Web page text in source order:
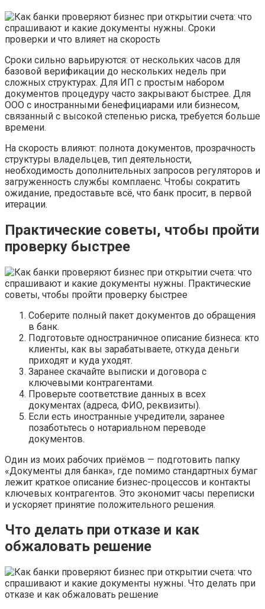
Сроки сильно варьируются: от нескольких часов для
базовой верификации до нескольких недель при
сложных структурах. Для ИП с простым набором
документов процедуру часто закрывают быстрее. Для
ООО с иностранными бенефициарами или бизнесом,
связанный с высокой степенью риска, требуется больше
времени.
На скорость влияют: полнота документов, прозрачность
структуры владельцев, тип деятельности,
необходимость дополнительных запросов регуляторов и
загруженность службы комплаенс. Чтобы сократить
ожидание, предоставьте всё, что банк просит, в первой
итерации.
Практические советы, чтобы пройти
проверку быстрее
Соберите полный пакет документов до обращения
в банк.
Подготовьте одностраничное описание бизнеса: кто
клиенты, как вы зарабатываете, откуда деньги
приходят и куда уходят.
Заранее скачайте выписки и договора с
ключевыми контрагентами.
Проверьте соответствие данных в всех
документах (адреса, ФИО, реквизиты).
Если есть иностранные учредители, заранее
позаботьтесь о нотариальном переводе
документов.
Один из моих рабочих приёмов — подготовить папку
«Документы для банка», где помимо стандартных бумаг
лежит краткое описание бизнес-процессов и контакты
ключевых контрагентов. Это экономит часы переписки
и ускоряет принятие положительного решения.
Что делать при отказе и как
обжаловать решение